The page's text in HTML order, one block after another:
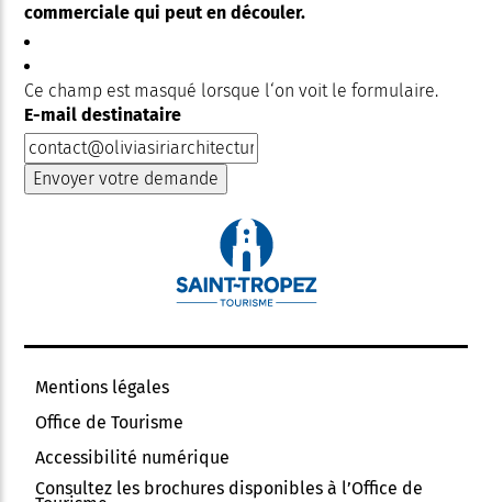
commerciale qui peut en découler.
Ce champ est masqué lorsque l‘on voit le formulaire.
E-mail destinataire
Mentions légales
Office de Tourisme
Accessibilité numérique
Consultez les brochures disponibles à l’Office de